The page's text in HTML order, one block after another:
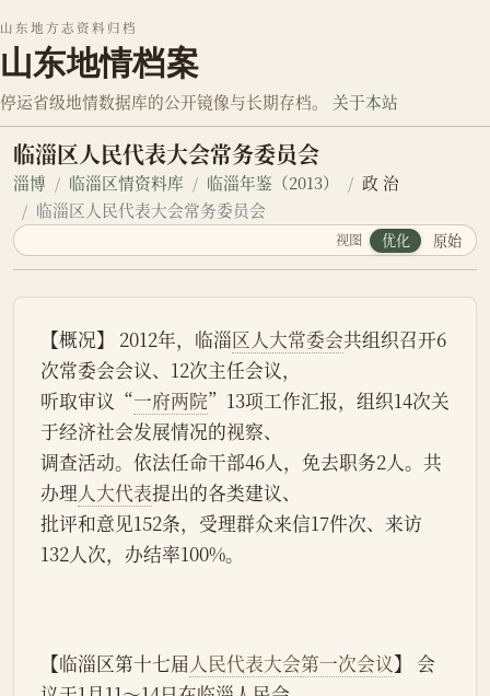
山东地方志资料归档
山东地情档案
停运省级地情数据库的公开镜像与长期存档。 关于本站
临淄区人民代表大会常务委员会
淄博 临淄区情资料库 临淄年鉴（2013）
政 治
临淄区人民代表大会常务委员会
视图 优化 原始
【概况】 2012年，临淄区人大常委会共组织召开6
次常委会会议、12次主任会议，
听取审议“一府两院”13项工作汇报，组织14次关
于经济社会发展情况的视察、
调查活动。依法任命干部46人，免去职务2人。共
办理人大代表提出的各类建议、
批评和意见152条，受理群众来信17件次、来访
132人次，办结率100%。
【临淄区第十七届人民代表大会第一次会议】 会